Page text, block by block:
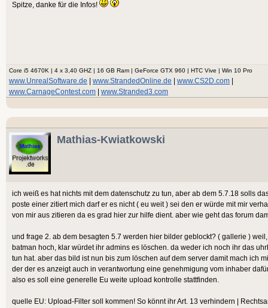
Spitze, danke für die Infos!
Core i5 4670K | 4 x 3,40 GHZ | 16 GB Ram | GeForce GTX 960 | HTC Vive | Win 10 Pro
www.UnrealSoftware.de www.StrandedOnline.de www.CS2D.com
www.CarnageContest.com
www.Stranded3.com
Mathias-Kwiatkowski
ich weiß es hat nichts mit dem datenschutz zu tun, aber ab dem 5.7.18 solls
poste einer zitiert mich darf er es nicht ( eu weit ) sei den er würde mit mir
von mir aus zitieren da es grad hier zur hilfe dient. aber wie geht das forum
und frage 2. ab dem besagten 5.7 werden hier bilder geblockt? ( gallerie )
batman hoch, klar würdet ihr admins es löschen. da weder ich noch ihr das
tun hat. aber das bild ist nun bis zum löschen auf dem server damit mach ich
der der es anzeigt auch in verantwortung eine genehmigung vom inhaber
also es soll eine generelle Eu weite upload kontrolle stattfinden.
quelle EU: Upload-Filter soll kommen! So könnt ihr Art. 13 verhindern |